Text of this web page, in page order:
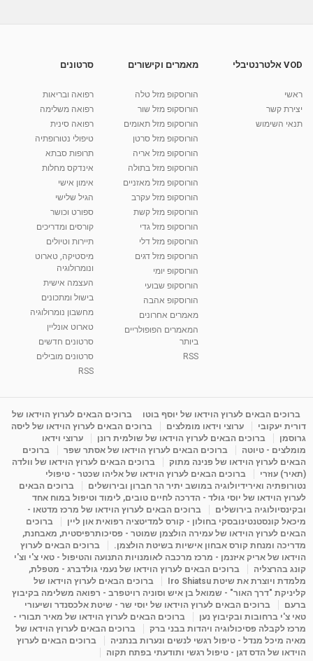
מאת vod-galit 9 שנים
10:17
קרין גורן - העוגה המתגלצ’ת ללא קמח
38.5k צפיות
01:37
יוסי שר - מתמחה בשיטת אלכסנדר וטאי צ'י
2,734 צפיות
01:46
רנה רז-גילו -טיפול אנרגטי ויעוץ רוחני - נומרולוגית
2,309 צפיות
05:37
סודות בתאריך הלידה, משמעות חודש הלידה -
ינואר זינה ליבשיץ נומרולוגית
ליסה גרוסמן - המרכז לאימון התנהגותי - קשב
09:12
מדיטציה בדמיון מודרך - היכרות עם האני הפנימי
מאת admin 11 שנים 3,644 צפיות
פנינה מתוק - מרכז "נתיב הלב" בהרצליה-
מדיטציה-התחדשות
Shahar-vod
VOD אלטרנטיבלי
ראשי
יצירת קשר
תנאי השימוש
מאמרים וקישורים
הורוסקופ מזל טלה
הורוסקופ מזל שור
הורוסקופ מזל תאומים
הורוסקופ מזל סרטן
הורוסקופ מזל אריה
הורוסקופ מזל בתולה
הורוסקופ מזל מאזניים
הורוסקופ מזל עקרב
הורוסקופ מזל קשת
הורוסקופ מזל גדי
הורוסקופ מזל דלי
הורוסקופ מזל דגים
הורוסקופ יומי
הורוסקופ שבועי
הורוסקופ אהבה
מאמרים אחרונים
המאמרים הפופולריים
ביותר
RSS
סרטונים
רפואה ובריאות
רפואה משלימה
רפואה סינית
טיפולי נטורופתיה
תרופות סבתא
אינדקס מחלות
אימון אישי
הגיל שלישי
ספורט וכושר
קורסים ומדריכים
תיירות וטיולים
מיסטיקה, טארוט
ונומרולוגיה
העצמה אישית
בישול ומתכונים
מחשבון נומרולוגיה
טארוט אונליין
סרטונים חדשים
סרטונים מובילים
RSS
ברוכים הבאים לערוץ הוידאו של יוסף בוטו
ברוכים הבאים לערוץ הוידאו של
דורית יעקובי
ערוצי וידאו מומלצים
ברוכים הבאים לערוץ הוידאו של ליסה
גרוסמן
ברוכים הבאים לערוץ הוידאו של שולמית רונן
ערוצי וידאו
מומלצים - טיוטה
ברוכים הבאים לערוץ הוידאו של אסתר שפר
ברוכים
הבאים לערוץ הוידאו של פנינה מתוק
ברוכים הבאים לערוץ הוידאו של וולדה
(תאיר) עוזרי
ברוכים הבאים לערוץ הוידאו של אליהו שכטר - טיפולי
נטורופתיה ואירידיולוגיה במושב יתיר הר חברון ובירושלים
ברוכים הבאים
לערוץ הוידאו של יוסי גולד - הדרכה לחיים טובים, לימוד וטיפול במוח אחד
ובקינסיולוגיה בירושלים
ברוכים הבאים לערוץ הוידאו של מרכז מדטאו -
מיכאל קונסטנטינובסקי בחולון - קורס למדיטציה רפואית און ליין
ברוכים
הבאים לערוץ הוידאו של עמירה הולצמן שמוטר - פסיכותרפיסטית, מאבחנת,
מדריכה ומנחת קורס אבחון אישיות בשיטת הולצמן.
ברוכים הבאים לערוץ
הוידאו של אריק איזנמן - מרכז מרכבה לאומנויות התנועה והטיפול - טאי צ'י וצ'י
קונג בהרצליה
ברוכים הבאים לערוץ הוידאו של נעמי גולדברג - מטפלת,
מלמדת ויוצרת את שיטת Iro Shiatsu
ברוכים הבאים לערוץ הוידאו של
קליניקת "דרך האור" - שמואל בן איש וסוניה רויטפרב - רפואה משלימה בקיבוץ
ברעם
ברוכים הבאים לערוץ הוידאו של יוסי שר - שיטת אלכסנדר ושיעורי
טאי צ'י ברחובות ובקיבוץ נען
ברוכים הבאים לערוץ הוידאו של מאיר תבורי -
מרכז לקבלה פסיכולוגיה ויהדות בבני ברק
ברוכים הבאים לערוץ הוידאו של
מאיה מיכל מנדל - טיפול רגשי לנשים ונערות בנתניה
ברוכים הבאים לערוץ
הוידאו של הדס דגן - טיפול רגשי ותודעתי בפתח תקוה